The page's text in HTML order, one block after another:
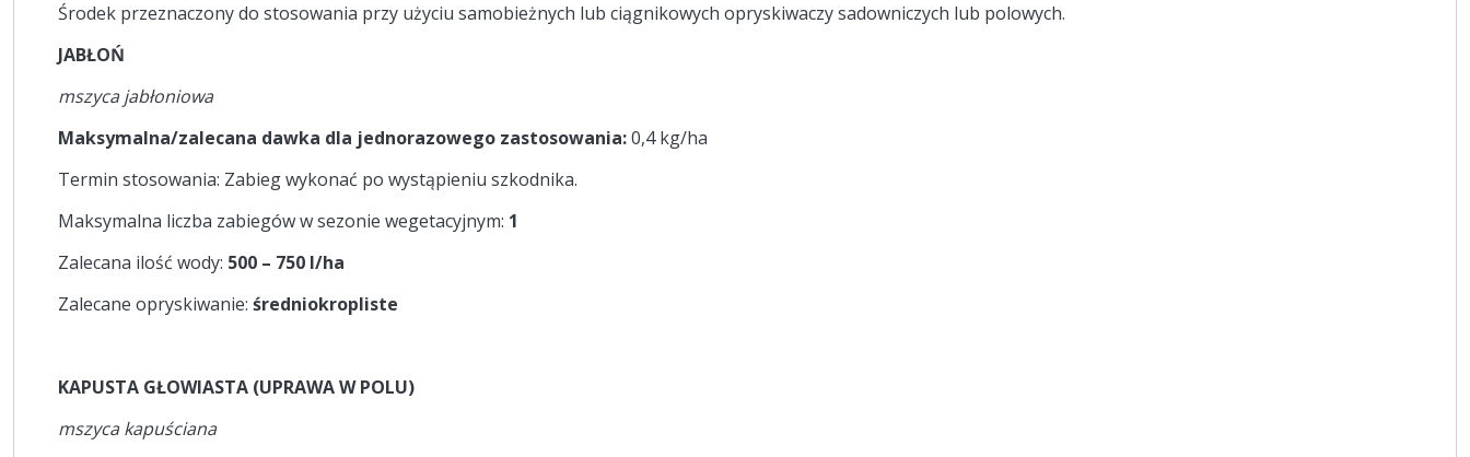
Środek przeznaczony do stosowania przy użyciu samobieżnych lub ciągnikowych opryskiwaczy sadowniczych lub polowych.
JABŁOŃ
mszyca jabłoniowa
Maksymalna/zalecana dawka dla jednorazowego zastosowania:0,4 kg/ha
Termin stosowania: Zabieg wykonać po wystąpieniu szkodnika.
Maksymalna liczba zabiegów w sezonie wegetacyjnym: 1
Zalecana ilość wody: 500 – 750 l/ha
Zalecane opryskiwanie: średniokropliste
KAPUSTA GŁOWIASTA (UPRAWA W POLU)
mszyca kapuściana